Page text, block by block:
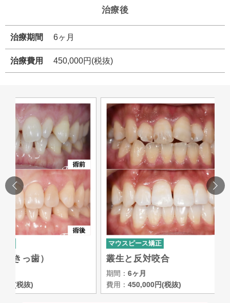
治療後
治療期間 6ヶ月
治療費用 450,000円(税抜)
叢生と反対咬合
450,000円(税抜)